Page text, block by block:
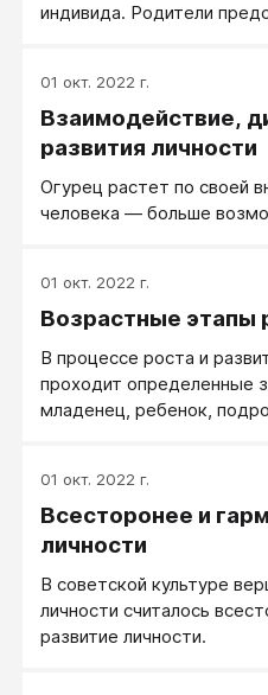
индивида. Родители
результате имеется
наследуемыми
ребенка и средой, в
является наследуемым,
интеллектом, вероятнее
01 окт. 2022 г.
Взаимодействие,
развития личности
Огурец растет по своей
человека — больше
01 окт. 2022 г.
Возрастные этапы
В процессе роста и
проходит определенные
младенец, ребенок,
01 окт. 2022 г.
Всесторонее и
личности
В советской культуре
личности считалось
развитие личности.